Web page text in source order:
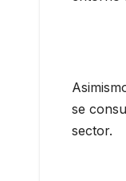
se
sector.